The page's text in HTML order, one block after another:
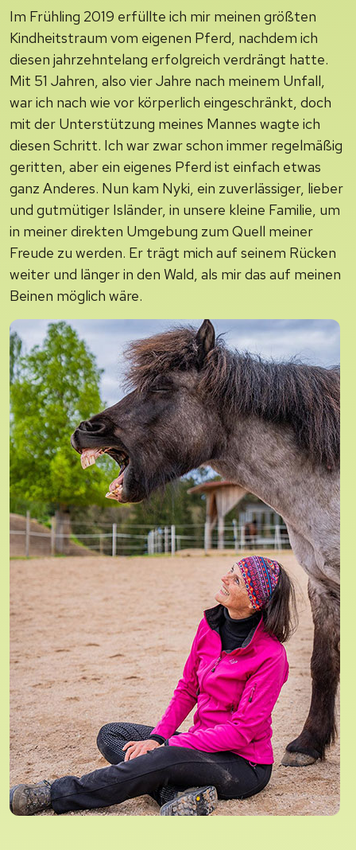
Im Frühling 2019 erfüllte ich mir meinen größten
Kindheitstraum vom eigenen Pferd, nachdem ich
diesen jahrzehntelang erfolgreich verdrängt hatte.
Mit 51 Jahren, also vier Jahre nach meinem Unfall,
war ich nach wie vor körperlich eingeschränkt, doch
mit der Unterstützung meines Mannes wagte ich
diesen Schritt. Ich war zwar schon immer regelmäßig
geritten, aber ein eigenes Pferd ist einfach etwas
ganz Anderes. Nun kam Nyki, ein zuverlässiger, lieber
und gutmütiger Isländer, in unsere kleine Familie, um
in meiner direkten Umgebung zum Quell meiner
Freude zu werden. Er trägt mich auf seinem Rücken
weiter und länger in den Wald, als mir das auf meinen
Beinen möglich wäre.